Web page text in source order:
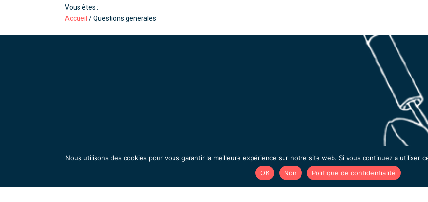
Vous êtes :
Accueil /Questions générales
Découvrir Tootak
L’équipe
Tootak By Kea
Nous utilisons des cookies pour vous garantir la meilleure expérience sur notre site web. Si vous continuez à utiliser
OK
Non Politique de confidentialité